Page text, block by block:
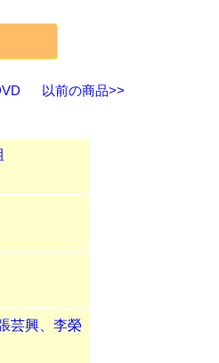
以前の商品>>
芸興、李榮